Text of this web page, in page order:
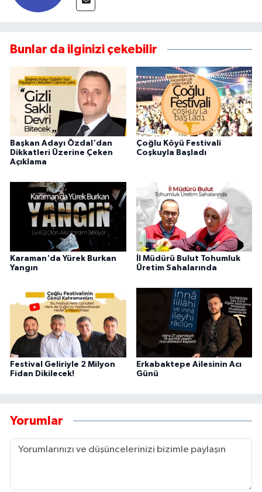
Bunlar da ilginizi çekebilir
Başkan Adayı Özdal'dan
Dikkatleri Üzerine Çeken
Açıklama
Çoğlu Köyü Festivali
Coşkuyla Başladı
Karaman'da Yürek Burkan
Yangın
İl Müdürü Bulut Tohumluk
Üretim Sahalarında
Festival Geliriyle 2 Milyon
Fidan Dikilecek!
Erkabaktepe Ailesinin Acı
Günü
Yorumlar